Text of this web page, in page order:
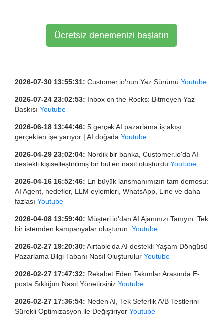
Ücretsiz denemenizi başlatın
2026-07-30 13:55:31: Customer.io'nun Yaz Sürümü Youtube
2026-07-24 23:02:53: Inbox on the Rocks: Bitmeyen Yaz
Baskısı Youtube
2026-06-18 13:44:46: 5 gerçek AI pazarlama iş akışı
gerçekten işe yarıyor | AI doğada Youtube
2026-04-29 23:02:04: Nordik bir banka, Customer.io'da AI
destekli kişiselleştirilmiş bir bülten nasıl oluşturdu Youtube
2026-04-16 16:52:46: En büyük lansmanımızın tam demosu:
AI Agent, hedefler, LLM eylemleri, WhatsApp, Line ve daha
fazlası Youtube
2026-04-08 13:59:40: Müşteri.io'dan AI Ajanınızı Tanıyın: Tek
bir istemden kampanyalar oluşturun. Youtube
2026-02-27 19:20:30: Airtable'da AI destekli Yaşam Döngüsü
Pazarlama Bilgi Tabanı Nasıl Oluşturulur Youtube
2026-02-27 17:47:32: Rekabet Eden Takımlar Arasında E-
posta Sıklığını Nasıl Yönetirsiniz Youtube
2026-02-27 17:36:54: Neden AI, Tek Seferlik A/B Testlerini
Sürekli Optimizasyon ile Değiştiriyor Youtube